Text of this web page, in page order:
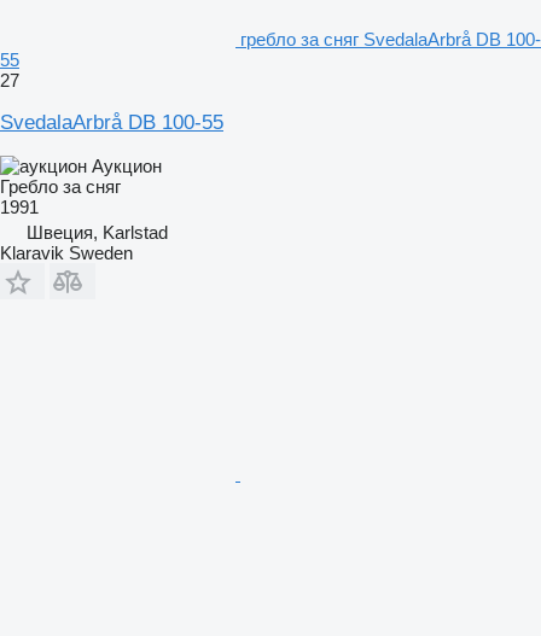
гребло за сняг SvedalaArbrå DB 100-
55
27
SvedalaArbrå DB 100-55
Аукцион
Гребло за сняг
1991
Швеция, Karlstad
Klaravik Sweden